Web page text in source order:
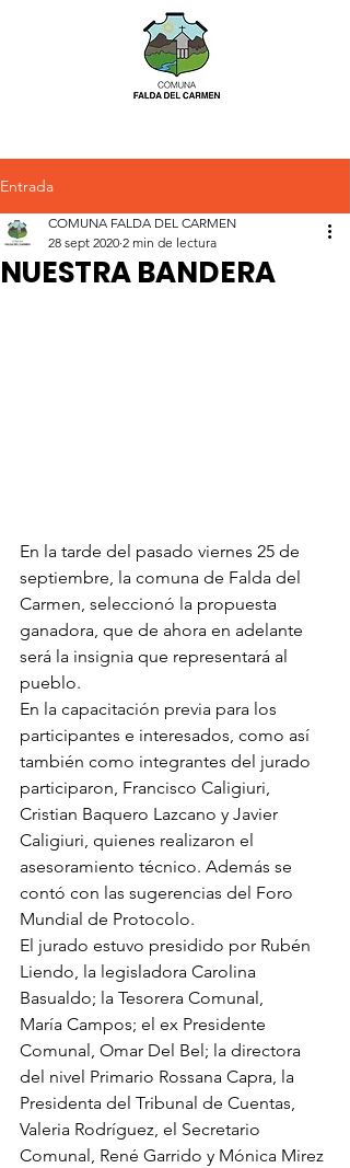
Entrada
NUESTRA BANDERA
COMUNA FALDA DEL CARMEN
28 sept 2020 2 min de lectura
En la tarde del pasado viernes 25 de
septiembre, la comuna de Falda del
Carmen, seleccionó la propuesta
ganadora, que de ahora en adelante
será la insignia que representará al
pueblo.
En la capacitación previa para los
participantes e interesados, como así
también como integrantes del jurado
participaron, Francisco Caligiuri,
Cristian Baquero Lazcano y Javier
Caligiuri, quienes realizaron el
asesoramiento técnico. Además se
contó con las sugerencias del Foro
Mundial de Protocolo.
El jurado estuvo presidido por Rubén
Liendo, la legisladora Carolina
Basualdo; la Tesorera Comunal,
María Campos; el ex Presidente
Comunal, Omar Del Bel; la directora
del nivel Primario Rossana Capra, la
Presidenta del Tribunal de Cuentas,
Valeria Rodríguez, el Secretario
Comunal, René Garrido y Mónica Mirez